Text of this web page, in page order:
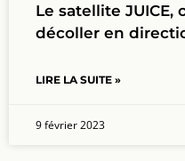
Le satellite
décoller en
LIRE LA SUITE »
9 février 2023